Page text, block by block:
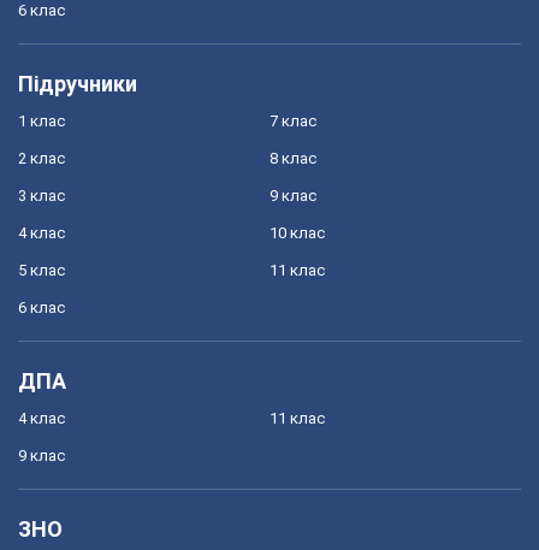
6 клас
Підручники
1 клас
2 клас
3 клас
4 клас
5 клас
6 клас
7 клас
8 клас
9 клас
10 клас
11 клас
ДПА
4 клас
9 клас
11 клас
ЗНО